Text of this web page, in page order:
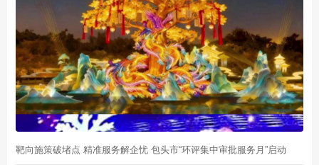
靶向施策破堵点 精准服务解企忧 包头市“环评集中审批服务月”启动